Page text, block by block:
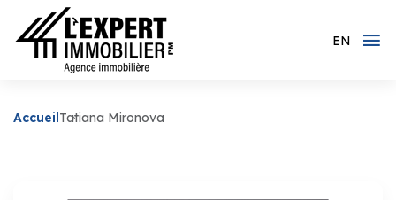
EN
AccueilTatiana Mironova